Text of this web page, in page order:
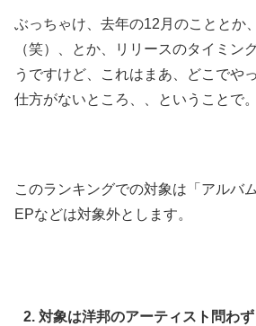
ぶっちゃけ、去年の12月のこととか
（笑）、とか、リリースのタイミン
うですけど、これはまあ、どこでや
仕方がないところ、、ということで。
このランキングでの対象は「アルバ
EPなどは対象外とします。
2. 対象は洋邦のアーティスト問わず